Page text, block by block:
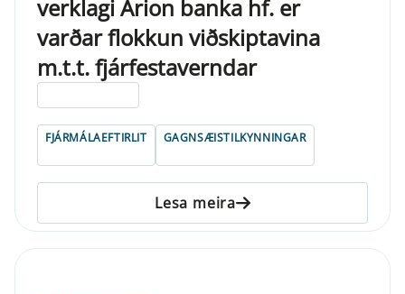
verklagi Arion banka hf. er
varðar flokkun viðskiptavina
m.t.t. fjárfestaverndar
FJÁRMÁLAEFTIRLIT GAGNSÆISTILKYNNINGAR
Lesa meira